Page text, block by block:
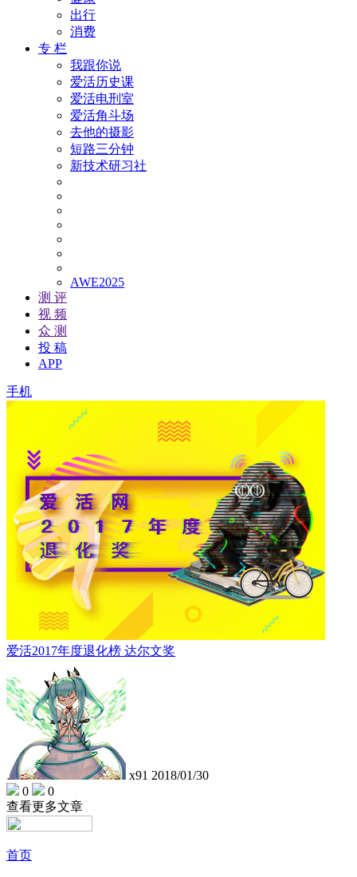
出行
消费
专 栏
我跟你说
爱活历史课
爱活电刑室
爱活角斗场
去他的摄影
短路三分钟
新技术研习社
AWE2025
测 评
视 频
众 测
投 稿
APP
手机
爱活2017年度退化榜 达尔文奖
x91 2018/01/30
0
0
查看更多文章
首页